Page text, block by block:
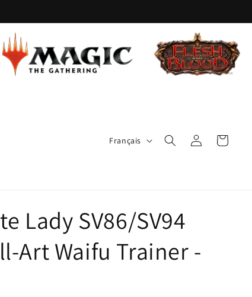
u
e
Français Connexion Panier
Lady SV86/SV94
Art Waifu Trainer -